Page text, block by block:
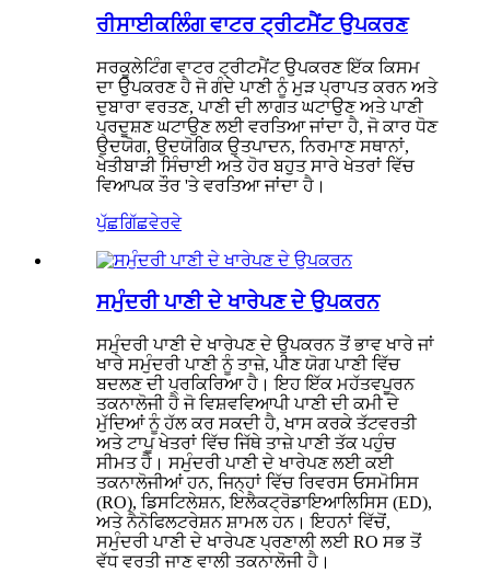
ਰੀਸਾਈਕਲਿੰਗ ਵਾਟਰ ਟ੍ਰੀਟਮੈਂਟ ਉਪਕਰਣ
ਸਰਕੂਲੇਟਿੰਗ ਵਾਟਰ ਟ੍ਰੀਟਮੈਂਟ ਉਪਕਰਣ ਇੱਕ ਕਿਸਮ
ਦਾ ਉਪਕਰਣ ਹੈ ਜੋ ਗੰਦੇ ਪਾਣੀ ਨੂੰ ਮੁੜ ਪ੍ਰਾਪਤ ਕਰਨ ਅਤੇ
ਦੁਬਾਰਾ ਵਰਤਣ, ਪਾਣੀ ਦੀ ਲਾਗਤ ਘਟਾਉਣ ਅਤੇ ਪਾਣੀ
ਪ੍ਰਦੂਸ਼ਣ ਘਟਾਉਣ ਲਈ ਵਰਤਿਆ ਜਾਂਦਾ ਹੈ, ਜੋ ਕਾਰ ਧੋਣ
ਉਦਯੋਗ, ਉਦਯੋਗਿਕ ਉਤਪਾਦਨ, ਨਿਰਮਾਣ ਸਥਾਨਾਂ,
ਖੇਤੀਬਾੜੀ ਸਿੰਚਾਈ ਅਤੇ ਹੋਰ ਬਹੁਤ ਸਾਰੇ ਖੇਤਰਾਂ ਵਿੱਚ
ਵਿਆਪਕ ਤੌਰ 'ਤੇ ਵਰਤਿਆ ਜਾਂਦਾ ਹੈ।
ਪੁੱਛਗਿੱਛਵੇਰਵੇ
ਸਮੁੰਦਰੀ ਪਾਣੀ ਦੇ ਖਾਰੇਪਣ ਦੇ ਉਪਕਰਨ
ਸਮੁੰਦਰੀ ਪਾਣੀ ਦੇ ਖਾਰੇਪਣ ਦੇ ਉਪਕਰਨ ਤੋਂ ਭਾਵ ਖਾਰੇ ਜਾਂ
ਖਾਰੇ ਸਮੁੰਦਰੀ ਪਾਣੀ ਨੂੰ ਤਾਜ਼ੇ, ਪੀਣ ਯੋਗ ਪਾਣੀ ਵਿੱਚ
ਬਦਲਣ ਦੀ ਪ੍ਰਕਿਰਿਆ ਹੈ। ਇਹ ਇੱਕ ਮਹੱਤਵਪੂਰਨ
ਤਕਨਾਲੋਜੀ ਹੈ ਜੋ ਵਿਸ਼ਵਵਿਆਪੀ ਪਾਣੀ ਦੀ ਕਮੀ ਦੇ
ਮੁੱਦਿਆਂ ਨੂੰ ਹੱਲ ਕਰ ਸਕਦੀ ਹੈ, ਖਾਸ ਕਰਕੇ ਤੱਟਵਰਤੀ
ਅਤੇ ਟਾਪੂ ਖੇਤਰਾਂ ਵਿੱਚ ਜਿੱਥੇ ਤਾਜ਼ੇ ਪਾਣੀ ਤੱਕ ਪਹੁੰਚ
ਸੀਮਤ ਹੈ। ਸਮੁੰਦਰੀ ਪਾਣੀ ਦੇ ਖਾਰੇਪਣ ਲਈ ਕਈ
ਤਕਨਾਲੋਜੀਆਂ ਹਨ, ਜਿਨ੍ਹਾਂ ਵਿੱਚ ਰਿਵਰਸ ਓਸਮੋਸਿਸ
(RO), ਡਿਸਟਿਲੇਸ਼ਨ, ਇਲੈਕਟ੍ਰੋਡਾਇਆਲਿਸਿਸ (ED),
ਅਤੇ ਨੈਨੋਫਿਲਟਰੇਸ਼ਨ ਸ਼ਾਮਲ ਹਨ। ਇਹਨਾਂ ਵਿੱਚੋਂ,
ਸਮੁੰਦਰੀ ਪਾਣੀ ਦੇ ਖਾਰੇਪਣ ਪ੍ਰਣਾਲੀ ਲਈ RO ਸਭ ਤੋਂ
ਵੱਧ ਵਰਤੀ ਜਾਣ ਵਾਲੀ ਤਕਨਾਲੋਜੀ ਹੈ।